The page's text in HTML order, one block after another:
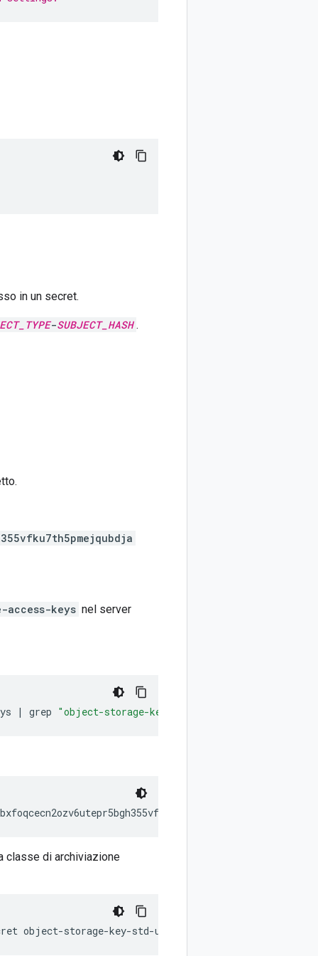
in un secret.
-SUBJECT_HASH .
keys nel server
| grep "object-storage-key-"
classe di archiviazione